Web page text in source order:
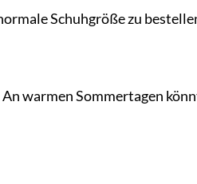
Schuhgröße zu
warmen Sommertagen